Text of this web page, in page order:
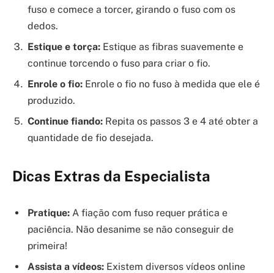
fuso e comece a torcer, girando o fuso com os
dedos.
Estique e torça: Estique as fibras suavemente e
continue torcendo o fuso para criar o fio.
Enrole o fio: Enrole o fio no fuso à medida que ele é
produzido.
Continue fiando: Repita os passos 3 e 4 até obter a
quantidade de fio desejada.
Dicas Extras da Especialista
Pratique: A fiação com fuso requer prática e
paciência. Não desanime se não conseguir de
primeira!
Assista a vídeos: Existem diversos vídeos online